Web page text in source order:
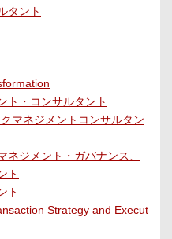
タント
ト・コンサルタント
マネジメントコンサルタン
ジメント・ガバナンス、
ト
ト
Strategy and Execut